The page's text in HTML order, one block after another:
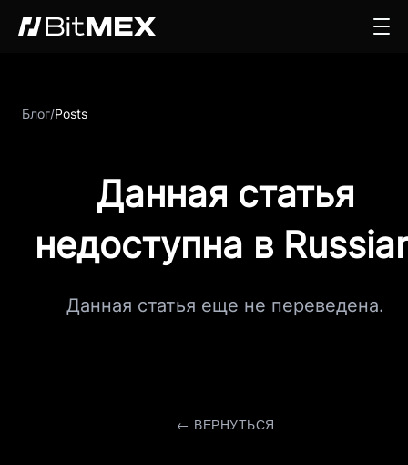
Блог/Posts
Данная статья
недоступна в
Данная статья еще не переведена.
← ВЕРНУТЬСЯ